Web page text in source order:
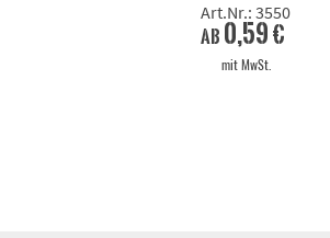
Art.Nr.: 3550
ab 0,59 €
mit MwSt.